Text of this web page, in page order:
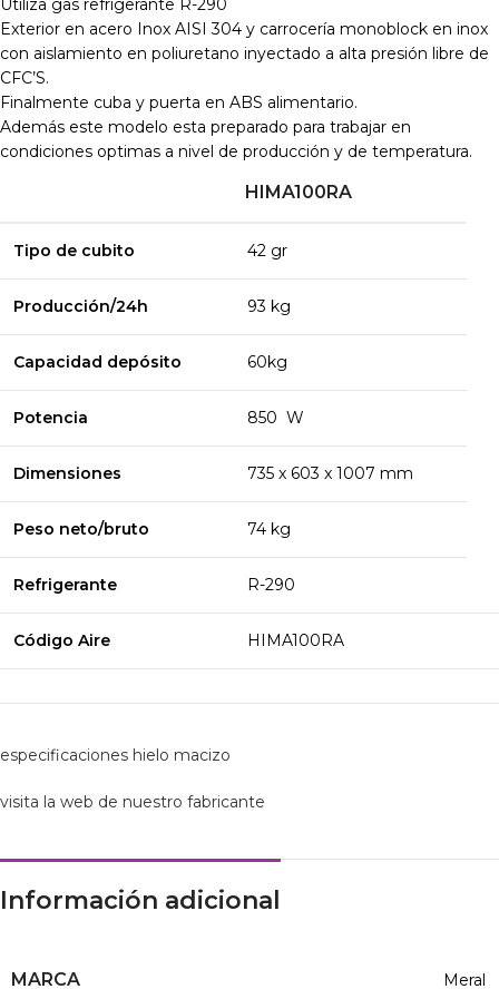
Utiliza gas refrigerante R-290
Exterior en acero Inox AISI 304 y carrocería monoblock en inox
con aislamiento en poliuretano inyectado a alta presión libre de
CFC’S.
Finalmente cuba y puerta en ABS alimentario.
Además este modelo esta preparado para trabajar en
condiciones optimas a nivel de producción y de temperatura.
HIMA100RA
Tipo de cubito 42 gr
Producción/24h 93 kg
Capacidad depósito 60kg
Potencia 850 W
Dimensiones 735 x 603 x 1007 mm
Peso neto/bruto 74 kg
Refrigerante R-290
Código Aire HIMA100RA
especificaciones hielo macizo
visita la web de nuestro fabricante
Información adicional
MARCA Meral